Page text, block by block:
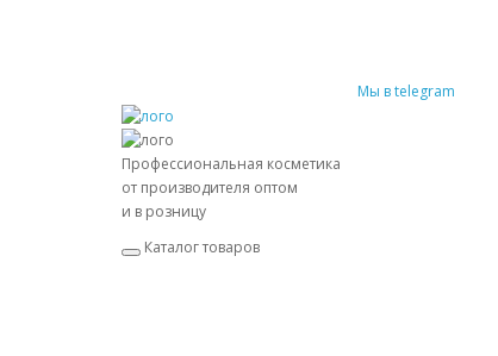
Мы в telegram
Профессиональная косметика
от производителя оптом
и в розницу
Каталог товаров